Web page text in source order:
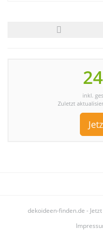
inkl.
Zuletzt
dekoideen-finden.de -